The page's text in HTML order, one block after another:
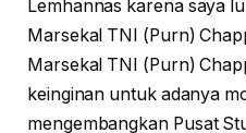
Lemhannas karena saya
Marsekal TNI (Purn)
Marsekal TNI (Purn)
keinginan untuk adanya
mengembangkan Pusat